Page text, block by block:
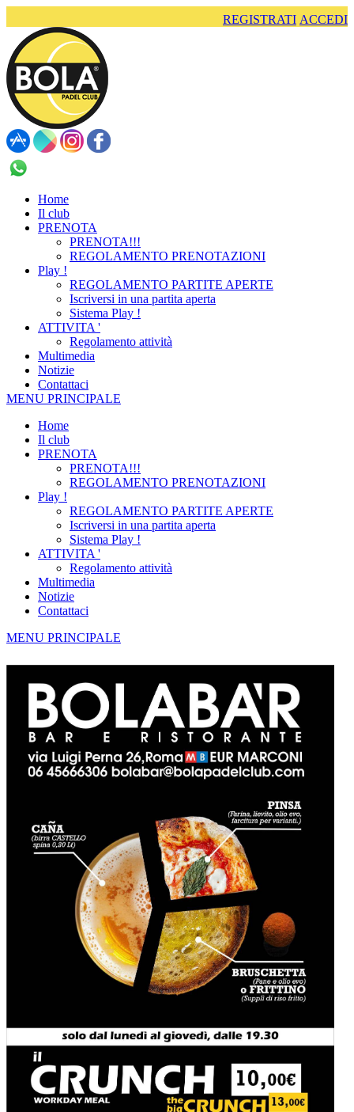
REGISTRATI ACCEDI
Home
Il club
PRENOTA
PRENOTA!!!
REGOLAMENTO PRENOTAZIONI
Play !
REGOLAMENTO PARTITE APERTE
Iscriversi in una partita aperta
Sistema Play !
ATTIVITA '
Regolamento attività
Multimedia
Notizie
Contattaci
MENU PRINCIPALE
Home
Il club
PRENOTA
PRENOTA!!!
REGOLAMENTO PRENOTAZIONI
Play !
REGOLAMENTO PARTITE APERTE
Iscriversi in una partita aperta
Sistema Play !
ATTIVITA '
Regolamento attività
Multimedia
Notizie
Contattaci
MENU PRINCIPALE